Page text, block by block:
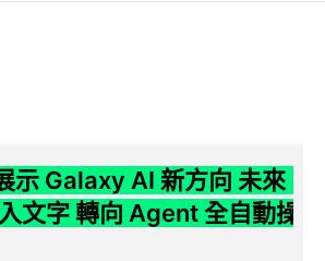
示 Galaxy AI 新方向 未來
文字 轉向 Agent 全自動操